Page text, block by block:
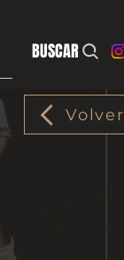
BUSCAR
Volver